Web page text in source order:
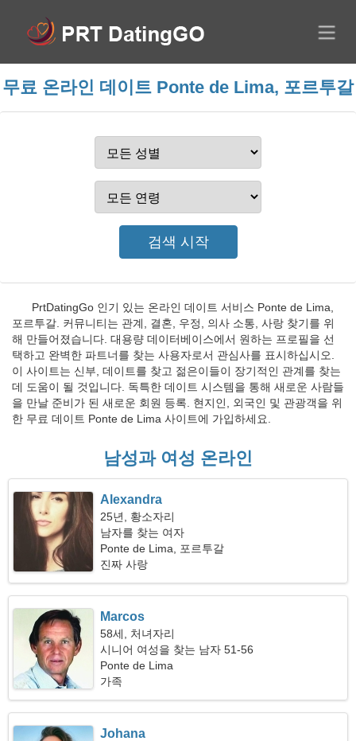
무료 온라인 데이트 Ponte de Lima, 포르투갈
PrtDatingGo 인기 있는 온라인 데이트 서비스 Ponte de Lima,
포르투갈. 커뮤니티는 관계, 결혼, 우정, 의사 소통, 사랑 찾기를 위
해 만들어졌습니다. 대용량 데이터베이스에서 원하는 프로필을 선
택하고 완벽한 파트너를 찾는 사용자로서 관심사를 표시하십시오.
이 사이트는 신부, 데이트를 찾고 젊은이들이 장기적인 관계를 찾는
데 도움이 될 것입니다. 독특한 데이트 시스템을 통해 새로운 사람들
을 만날 준비가 된 새로운 회원 등록. 현지인, 외국인 및 관광객을 위
한 무료 데이트 Ponte de Lima 사이트에 가입하세요.
남성과 여성 온라인
Alexandra
25년, 황소자리
남자를 찾는 여자
Ponte de Lima, 포르투갈
진짜 사랑
Marcos
58세, 처녀자리
시니어 여성을 찾는 남자 51-56
Ponte de Lima
가족
Johana